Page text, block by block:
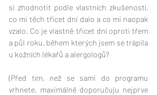
si zhodnotit podle vlastních zkušeností,
co mi těch třicet dní dalo a co mi naopak
vzalo. Co je vlastně třicet dní oproti třem
a půl roku, během kterých jsem se trápila
u kožních lékařů a alergologů?
(Před tím, než se sami do programu
vrhnete, maximálně doporučuju nejprve